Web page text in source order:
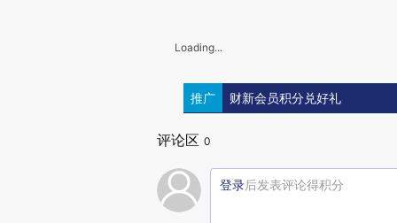
Loading...
推广 财新会员积分兑好礼
评论区 0
登录后发表评论得积分